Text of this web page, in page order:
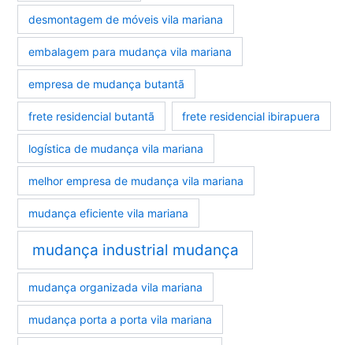
desmontagem de móveis vila mariana
embalagem para mudança vila mariana
empresa de mudança butantã
frete residencial butantã frete residencial ibirapuera
logística de mudança vila mariana
melhor empresa de mudança vila mariana
mudança eficiente vila mariana
mudança industrial mudança
mudança organizada vila mariana
mudança porta a porta vila mariana